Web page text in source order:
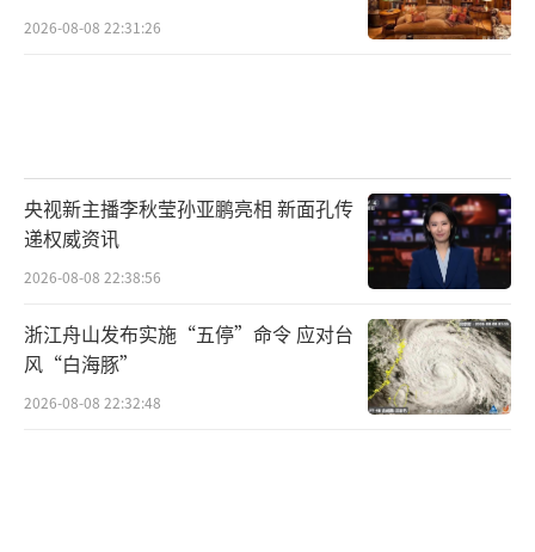
2026-08-08 22:31:26
央视新主播李秋莹孙亚鹏亮相 新面孔传
递权威资讯
2026-08-08 22:38:56
浙江舟山发布实施“五停”命令 应对台
风“白海豚”
2026-08-08 22:32:48